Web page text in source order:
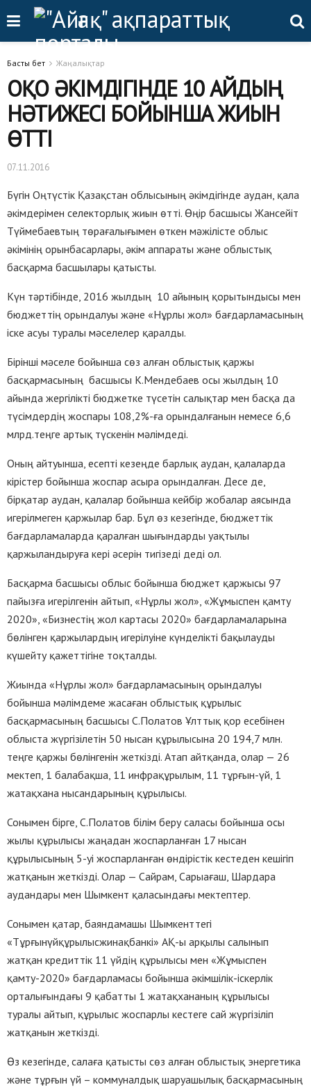
Басты бет Жаңалықтар
ОҚО ӘКІМДІГІНДЕ 10 АЙДЫҢ
НӘТИЖЕСІ БОЙЫНША ЖИЫН
ӨТТІ
07.11.2016
Бүгін Оңтүстік Қазақстан облысының әкімдігінде аудан, қала
әкімдерімен селекторлық жиын өтті. Өңір басшысы Жансейіт
Түймебаевтың төрағалығымен өткен мәжілісте облыс
әкімінің орынбасарлары, әкім аппараты және облыстық
басқарма басшылары қатысты.
Күн тәртібінде, 2016 жылдың 10 айының қорытындысы мен
бюджеттің орындалуы және «Нұрлы жол» бағдарламасының
іске асуы туралы мәселелер қаралды.
Бірінші мәселе бойынша сөз алған облыстық қаржы
басқармасының басшысы К.Мендебаев осы жылдың 10
айында жергілікті бюджетке түсетін салықтар мен басқа да
түсімдердің жоспары 108,2%-ға орындалғанын немесе 6,6
млрд.теңге артық түскенін мәлімдеді.
Оның айтуынша, есепті кезеңде барлық аудан, қалаларда
кірістер бойынша жоспар асыра орындалған. Десе де,
бірқатар аудан, қалалар бойынша кейбір жобалар аясында
игерілмеген қаржылар бар. Бұл өз кезегінде, бюджеттік
бағдарламаларда қаралған шығындарды уақтылы
қаржыландыруға кері әсерін тигізеді деді ол.
Басқарма басшысы облыс бойынша бюджет қаржысы 97
пайызға игерілгенін айтып, «Нұрлы жол», «Жұмыспен қамту
2020», «Бизнестің жол картасы 2020» бағдарламаларына
бөлінген қаржылардың игерілуіне күнделікті бақылауды
күшейту қажеттігіне тоқталды.
Жиында «Нұрлы жол» бағдарламасының орындалуы
бойынша мәлімдеме жасаған облыстық құрылыс
басқармасының басшысы С.Полатов Ұлттық қор есебінен
облыста жүргізілетін 50 нысан құрылысына 20 194,7 млн.
теңге қаржы бөлінгенін жеткізді. Атап айтқанда, олар — 26
мектеп, 1 балабақша, 11 инфрақұрылым, 11 тұрғын-үй, 1
жатақхана нысандарының құрылысы.
Сонымен бірге, С.Полатов білім беру саласы бойынша осы
жылы құрылысы жаңадан жоспарланған 17 нысан
құрылысының 5-уі жоспарланған өндірістік кестеден кешігіп
жатқанын жеткізді. Олар — Сайрам, Сарыағаш, Шардара
аудандары мен Шымкент қаласындағы мектептер.
Сонымен қатар, баяндамашы Шымкенттегі
«Тұрғынүйқұрылысжинақбанкі» АҚ-ы арқылы салынып
жатқан кредиттік 11 үйдің құрылысы мен «Жұмыспен
қамту-2020» бағдарламасы бойынша әкімшілік-іскерлік
орталығындағы 9 қабатты 1 жатақхананың құрылысы
туралы айтып, құрылыс жоспарлы кестеге сай жүргізіліп
жатқанын жеткізді.
Өз кезегінде, салаға қатысты сөз алған облыстық энергетика
және тұрғын үй – коммуналдық шаруашылық басқармасының